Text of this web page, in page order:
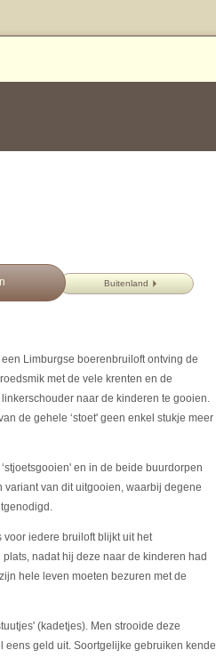
Buitenland
Limburgse boerenbruiloft ontving de
met de vele krenten en de
naar de kinderen te gooien.
de gehele ‘stoet' geen enkel stukje meer
en in de beide buurdorpen
variant van dit uitgooien, waarbij degene
voor iedere bruiloft blijkt uit het
nadat hij deze naar de kinderen had
hele leven moeten bezuren met de
(kadetjes). Men strooide deze
geld uit. Soortgelijke gebruiken kende